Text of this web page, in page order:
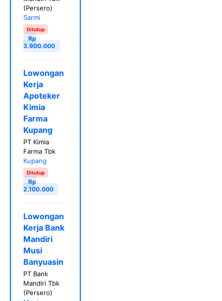
(Persero)
Sarmi
Ditutup
Rp
3.900.000
Lowongan
Kerja
Apoteker
Kimia
Farma
Kupang
PT Kimia
Farma Tbk
Kupang
Ditutup
Rp
2.100.000
Lowongan
Kerja Bank
Mandiri
Musi
Banyuasin
PT Bank
Mandiri Tbk
(Persero)